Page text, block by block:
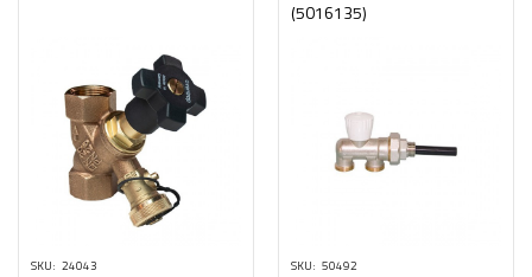
SKU 24043
(5016135)
SKU 50492